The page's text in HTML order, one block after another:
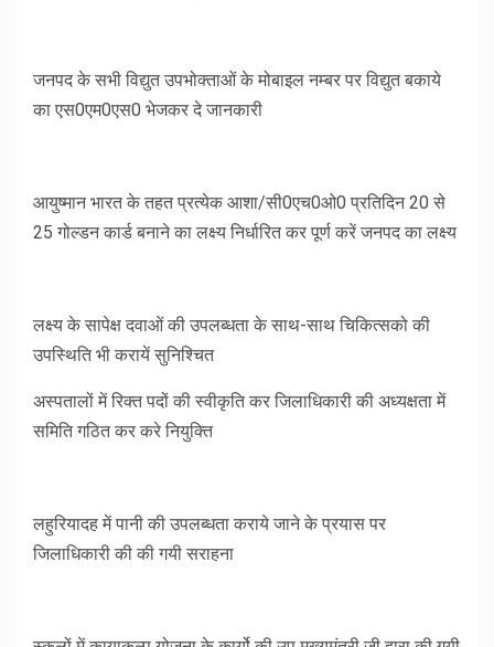
जनपद के सभी विद्युत उपभोक्ताओं के मोबाइल नम्बर पर विद्युत बकाये
का एस0एम0एस0 भेजकर दे जानकारी
आयुष्मान भारत के तहत प्रत्येक आशा/सी0एच0ओ0 प्रतिदिन 20 से
25 गोल्डन कार्ड बनाने का लक्ष्य निर्धारित कर पूर्ण करें जनपद का लक्ष्य
लक्ष्य के सापेक्ष दवाओं की उपलब्धता के साथ-साथ चिकित्सको की
उपस्थिति भी करायें सुनिश्चित
अस्पतालों में रिक्त पदों की स्वीकृति कर जिलाधिकारी की अध्यक्षता में
समिति गठित कर करे नियुक्ति
लहुरियादह में पानी की उपलब्धता कराये जाने के प्रयास पर
जिलाधिकारी की की गयी सराहना